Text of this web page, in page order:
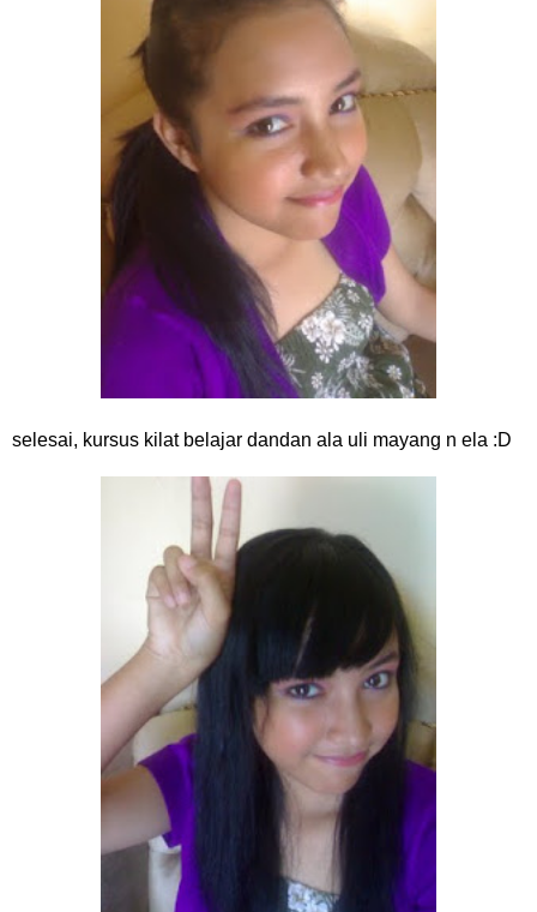
selesai, kursus kilat belajar dandan ala uli mayang n ela :D